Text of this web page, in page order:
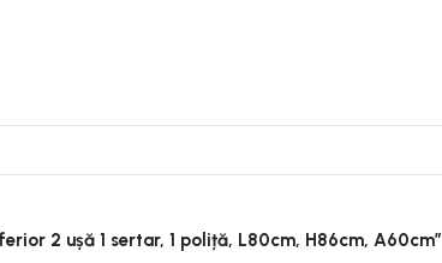
2 ușă 1 sertar, 1 poliță, L80cm, H86cm, A60cm”